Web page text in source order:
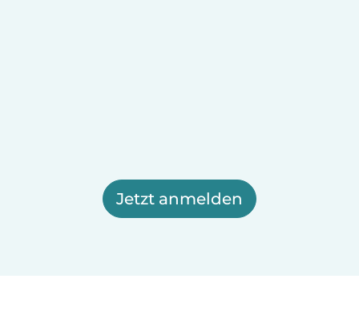
Jetzt anmelden